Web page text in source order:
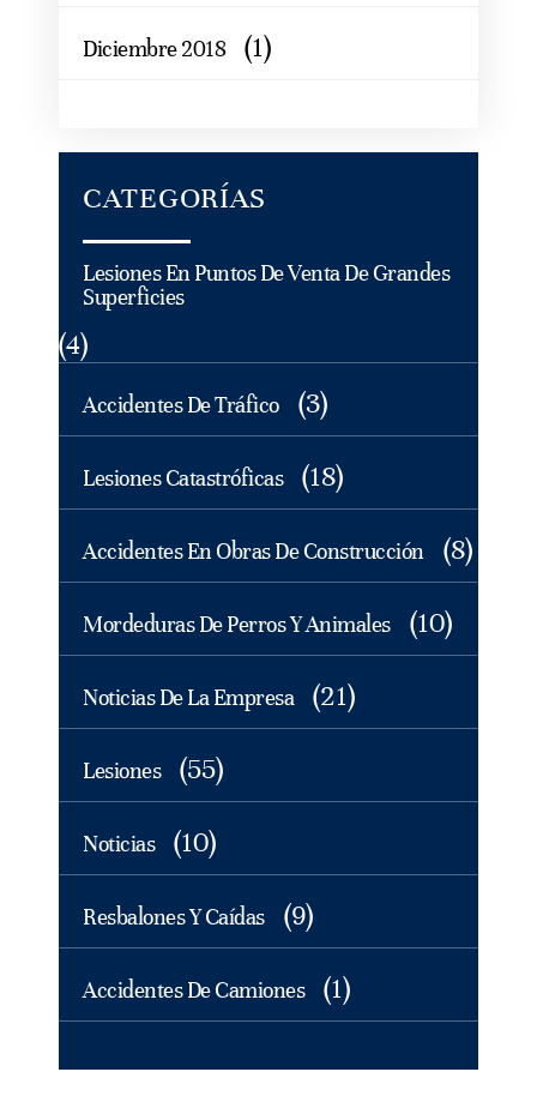
Diciembre 2018 (1)
CATEGORÍAS
Lesiones En Puntos De Venta De Grandes
Superficies
(4)
Accidentes De Tráfico (3)
Lesiones Catastróficas (18)
Accidentes En Obras De Construcción (8)
Mordeduras De Perros Y Animales (10)
Noticias De La Empresa (21)
Lesiones (55)
Noticias (10)
Resbalones Y Caídas (9)
Accidentes De Camiones (1)